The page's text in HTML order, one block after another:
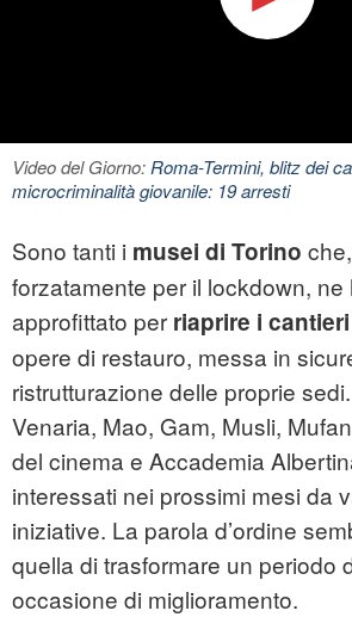
Video del Giorno:Roma-Termini, blitz dei
microcriminalità giovanile: 19 arresti
Sono tanti i musei di Torino
forzatamente per il lockdown, ne
approfittato per riaprire i cantieri
opere di restauro, messa in
ristrutturazione delle proprie
Venaria, Mao, Gam, Musli,
del cinema e Accademia
interessati nei prossimi mesi da
iniziative. La parola d’ordine
quella di trasformare un periodo
occasione di miglioramento.